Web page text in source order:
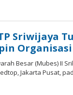
Sriwijaya
Organisasi
Besar (Mubes) II
Jakarta Pusat,